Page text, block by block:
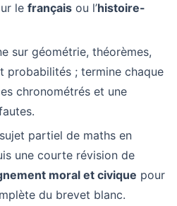
le français ou l’histoire-
sur géométrie, théorèmes,
probabilités ; termine chaque
chronométrés et une
partiel de maths en
une courte révision de
moral et civique pour
du brevet blanc.